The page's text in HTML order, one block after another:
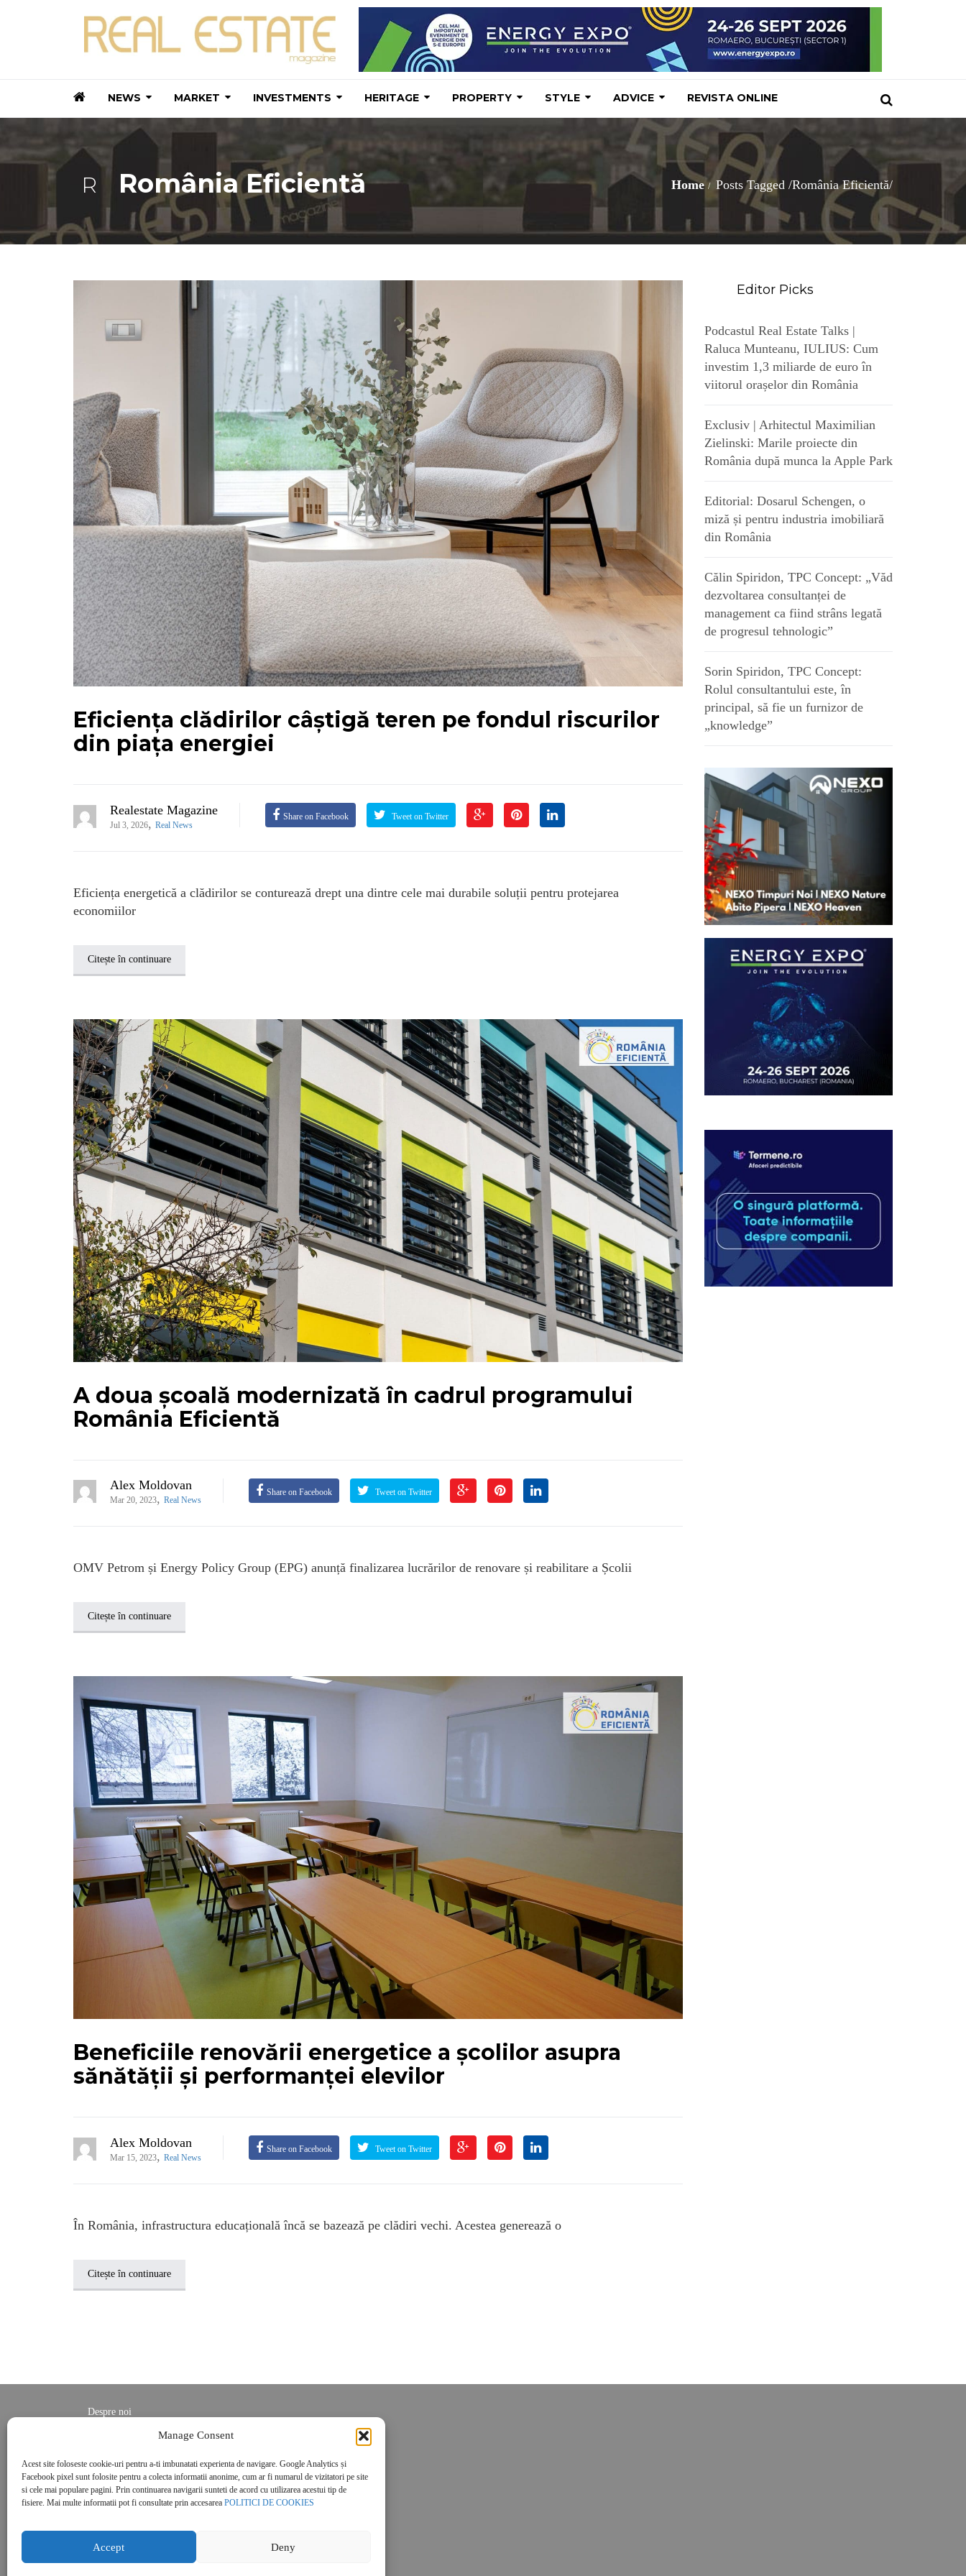
Manage Consent
Acest site foloseste cookie-uri pentru a-ti imbunatati experienta de navigare. Google Analytics și
Facebook pixel sunt folosite pentru a colecta informatii anonime, cum ar fi numarul de vizitatori pe site
si cele mai populare pagini. Prin continuarea navigarii sunteti de acord cu utilizarea acestui tip de
fisiere. Mai multe informatii pot fi consultate prin accesarea POLITICI DE COOKIES
Accept Deny
NEWS MARKET INVESTMENTS HERITAGE PROPERTY STYLE ADVICE REVISTA ONLINE
R România Eficientă Home Posts Tagged /România Eficientă/
Eficiența clădirilor câștigă teren pe fondul riscurilor
din piața energiei
Realestate Magazine
Jul 3, 2026, Real News
Share on Facebook Tweet on Twitter
Eficiența energetică a clădirilor se conturează drept una dintre cele mai durabile soluții pentru protejarea
economiilor
Citește în continuare
A doua școală modernizată în cadrul programului
România Eficientă
Alex Moldovan
Mar 20, 2023, Real News
Share on Facebook Tweet on Twitter
OMV Petrom și Energy Policy Group (EPG) anunță finalizarea lucrărilor de renovare și reabilitare a Școlii
Citește în continuare
Beneficiile renovării energetice a școlilor asupra
sănătății și performanței elevilor
Alex Moldovan
Mar 15, 2023, Real News
Share on Facebook Tweet on Twitter
În România, infrastructura educațională încă se bazează pe clădiri vechi. Acestea generează o
Citește în continuare
Editor Picks
Podcastul Real Estate Talks |
Raluca Munteanu, IULIUS: Cum
investim 1,3 miliarde de euro în
viitorul orașelor din România
Exclusiv | Arhitectul Maximilian
Zielinski: Marile proiecte din
România după munca la Apple Park
Editorial: Dosarul Schengen, o
miză și pentru industria imobiliară
din România
Călin Spiridon, TPC Concept: „Văd
dezvoltarea consultanței de
management ca fiind strâns legată
de progresul tehnologic”
Sorin Spiridon, TPC Concept:
Rolul consultantului este, în
principal, să fie un furnizor de
„knowledge”
Despre noi
Politica de cookies
© 2026 Real Estate Magazine. All Rights Reserved.